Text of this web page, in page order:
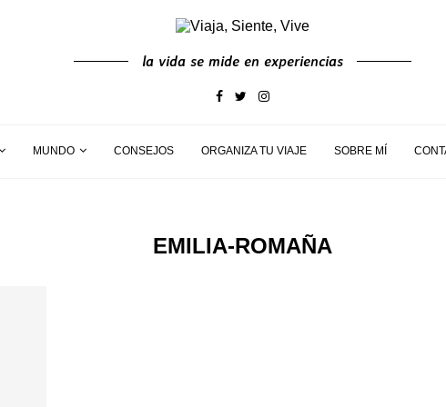
la vida se mide en experiencias
MUNDO CONSEJOS ORGANIZA TU VIAJE SOBRE MÍ
EMILIA-ROMAÑA